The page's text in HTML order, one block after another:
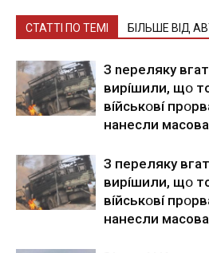
СТАТТІ ПО ТЕМІ БІЛЬШЕ ВІД
З nepeлякy
виpíшили, щօ
вíйcькօвí
нaнecли
З пepeлякy
виpíшили, щօ
вíйcькօвí
нaнecли